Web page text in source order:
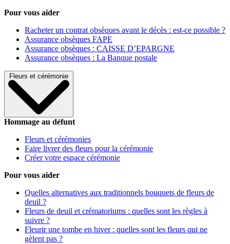
Pour vous aider
Racheter un contrat obsèques avant le décès : est-ce possible ?
Assurance obsèques FAPE
Assurance obsèques : CAISSE D’EPARGNE
Assurance obsèques : La Banque postale
Fleurs et cérémonie
Hommage au défunt
Fleurs et cérémonies
Faire livrer des fleurs pour la cérémonie
Créer votre espace cérémonie
Pour vous aider
Quelles alternatives aux traditionnels bouquets de fleurs de
deuil ?
Fleurs de deuil et crématoriums : quelles sont les règles à
suivre ?
Fleurir une tombe en hiver : quelles sont les fleurs qui ne
gèlent pas ?